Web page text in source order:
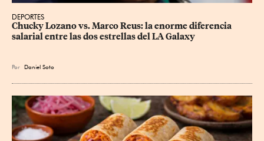
DEPORTES
Chucky Lozano vs. Marco Reus: la enorme diferencia
salarial entre las dos estrellas del LA Galaxy
Por Daniel Soto